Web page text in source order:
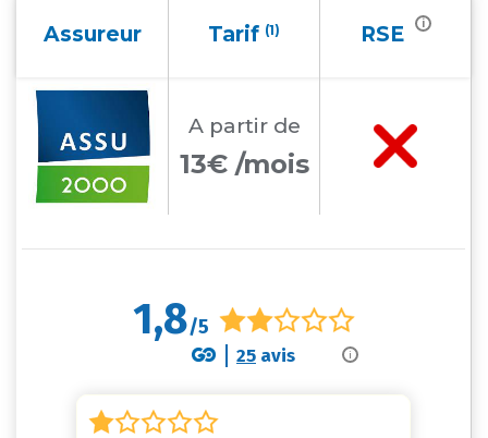
Assureur Tarif (1) RSE i
A partir de
13€ /mois
i
1,8/5
25 avis